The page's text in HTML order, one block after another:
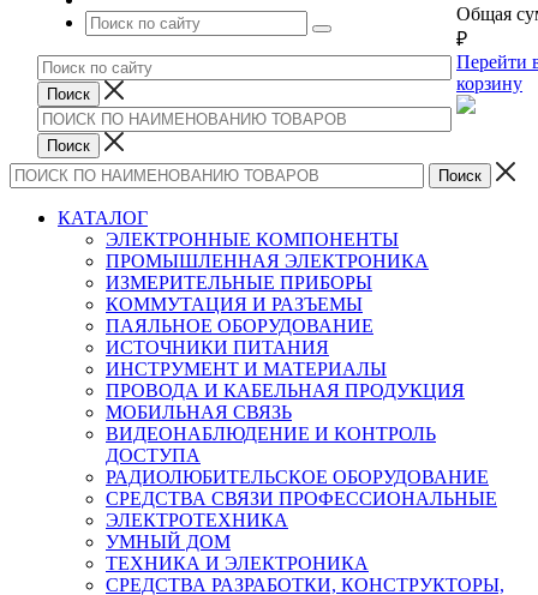
Общая
₽
Перейти
корзину
КАТАЛОГ
ЭЛЕКТРОННЫЕ КОМПОНЕНТЫ
ПРОМЫШЛЕННАЯ ЭЛЕКТРОНИКА
ИЗМЕРИТЕЛЬНЫЕ ПРИБОРЫ
КОММУТАЦИЯ И РАЗЪЕМЫ
ПАЯЛЬНОЕ ОБОРУДОВАНИЕ
ИСТОЧНИКИ ПИТАНИЯ
ИНСТРУМЕНТ И МАТЕРИАЛЫ
ПРОВОДА И КАБЕЛЬНАЯ ПРОДУКЦИЯ
МОБИЛЬНАЯ СВЯЗЬ
ВИДЕОНАБЛЮДЕНИЕ И КОНТРОЛЬ
ДОСТУПА
РАДИОЛЮБИТЕЛЬСКОЕ ОБОРУДОВАНИЕ
СРЕДСТВА СВЯЗИ ПРОФЕССИОНАЛЬНЫЕ
ЭЛЕКТРОТЕХНИКА
УМНЫЙ ДОМ
ТЕХНИКА И ЭЛЕКТРОНИКА
СРЕДСТВА РАЗРАБОТКИ, КОНСТРУКТОРЫ,